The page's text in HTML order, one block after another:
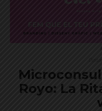
Royo: La